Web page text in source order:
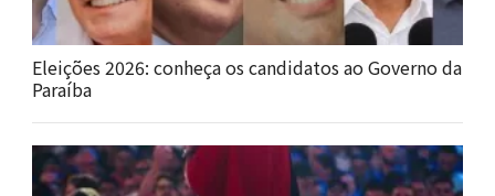
Eleições 2026: conheça os candidatos ao Governo da
Paraíba